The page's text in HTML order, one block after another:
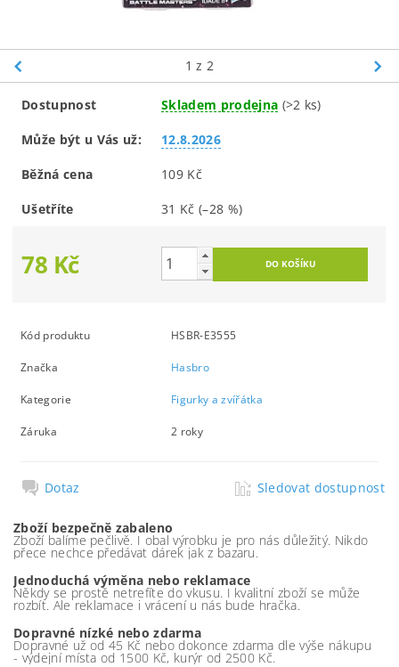
1 z 2
Dostupnost Skladem prodejna (>2 ks)
Může být u Vás už: 12.8.2026
Běžná cena 109 Kč
Ušetříte 31 Kč(–28 %)
78 Kč
Kód produktu HSBR-E3555
Značka Hasbro
Kategorie Figurky a zvířátka
Záruka 2 roky
Dotaz Sledovat dostupnost
Zboží bezpečně zabaleno
Zboží balíme pečlivě. I obal výrobku je pro nás důležitý. Nikdo
přece nechce předávat dárek jak z bazaru.
Jednoduchá výměna nebo reklamace
Někdy se prostě netrefíte do vkusu. I kvalitní zboží se může
rozbít. Ale reklamace i vrácení u nás bude hračka.
Dopravné nízké nebo zdarma
Dopravné už od 45 Kč nebo dokonce zdarma dle výše nákupu
- výdejní místa od 1500 Kč, kurýr od 2500 Kč.